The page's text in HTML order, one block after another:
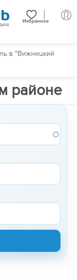
Избранное
в "Вижницкий
районе